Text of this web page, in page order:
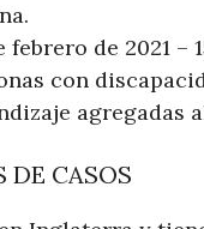
febrero de 2021 –
con
agregadas
DE CASOS